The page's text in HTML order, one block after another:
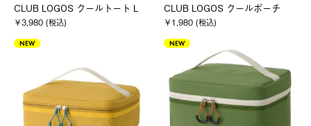
CLUB LOGOS クールトート L
￥3,980 (税込)
CLUB LOGOS クールポーチ
￥1,980 (税込)
NEW NEW